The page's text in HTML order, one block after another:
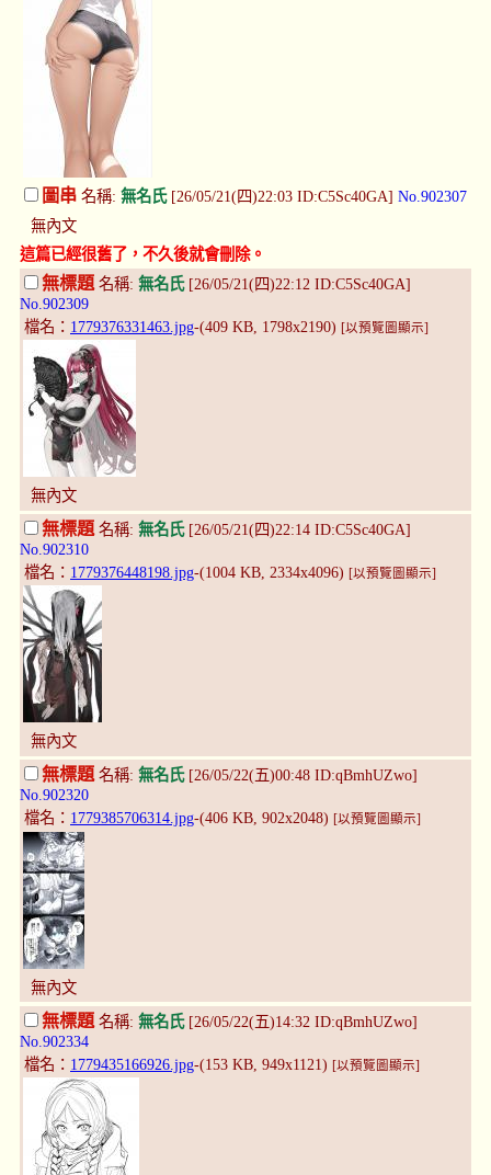
圖串 名稱: 無名氏[26/05/21(四)22:03 ID:C5Sc40GA] No.902307
無內文
這篇已經很舊了，不久後就會刪除。
無標題 名稱: 無名氏[26/05/21(四)22:12 ID:C5Sc40GA]
No.902309
檔名： 1779376331463.jpg-(409 KB, 1798x2190) [以預覽圖顯示]
無內文
無標題 名稱: 無名氏[26/05/21(四)22:14 ID:C5Sc40GA]
No.902310
檔名： 1779376448198.jpg-(1004 KB, 2334x4096) [以預覽圖顯示]
無內文
無標題名稱: 無名氏[26/05/22(五)00:48 ID:qBmhUZwo]
No.902320
檔名： 1779385706314.jpg-(406 KB, 902x2048) [以預覽圖顯示]
無內文
無標題 名稱: 無名氏[26/05/22(五)14:32 ID:qBmhUZwo]
No.902334
檔名： 1779435166926.jpg-(153 KB, 949x1121) [以預覽圖顯示]